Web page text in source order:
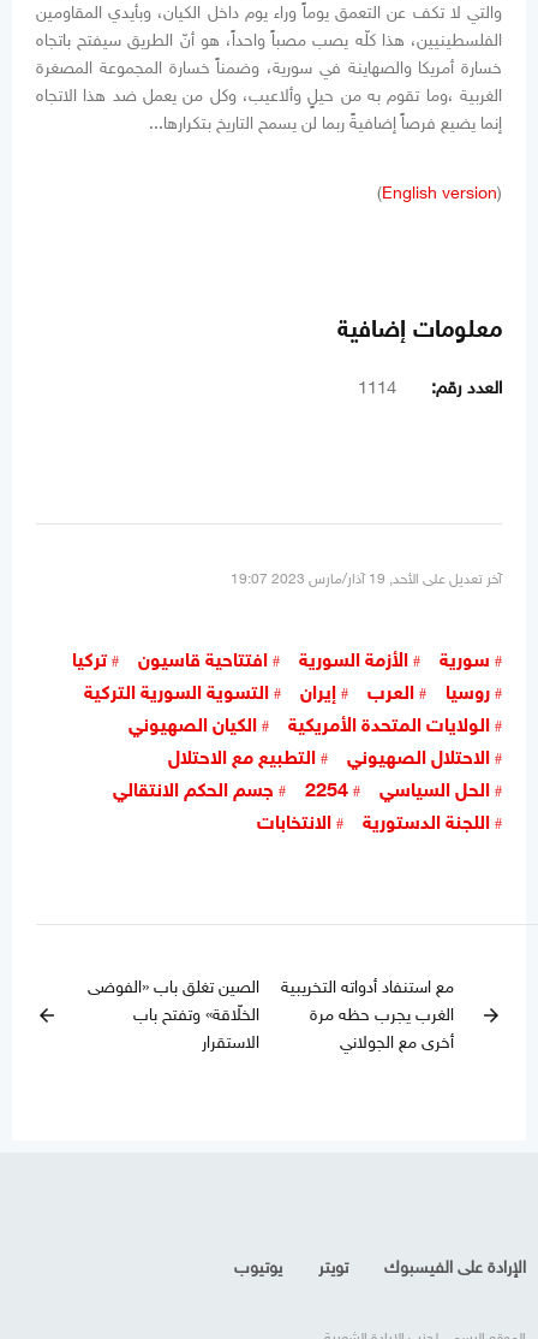
والتي لا تكف عن التعمق يوماً وراء يوم داخل الكيان، وبأيدي المقاومين
الفلسطينيين، هذا كلّه يصب مصباً واحداً، هو أنّ الطريق سيفتح باتجاه
خسارة أمريكا والصهاينة في سورية، وضمناً خسارة المجموعة المصغرة
الغربية ،وما تقوم به من حيلٍ وألاعيب، وكل من يعمل ضد هذا الاتجاه
إنما يضيع فرصاً إضافيةً ربما لن يسمح التاريخ بتكرارها...
(
English version
)
معلومات إضافية
العدد رقم: 1114
آخر تعديل على الأحد, 19 آذار/مارس 2023 19:07
سورية الأزمة السورية افتتاحية قاسيون
تركيا
روسيا
العرب إيران
التسوية السورية التركية
الولايات المتحدة الأمريكية
الكيان الصهيوني
الاحتلال الصهيوني
التطبيع مع الاحتلال
الحل السياسي
2254
جسم الحكم الانتقالي
اللجنة الدستورية
الانتخابات
arrow_forward
مع استنفاد أدواته التخريبية
الغرب يجرب حظه مرة
أخرى مع الجولاني
الصين تغلق باب «الفوضى
الخلّاقة» وتفتح باب
الاستقرار
arrow_back
الإرادة على الفيسبوك تويتر يوتيوب